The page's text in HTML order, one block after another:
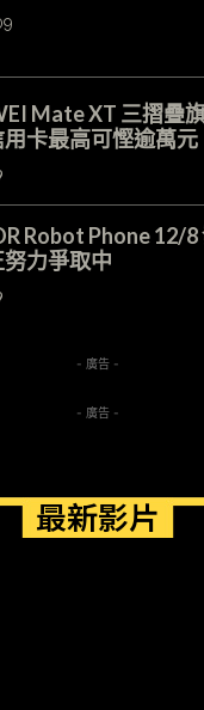
Mate XT 三摺疊
卡最高可慳逾萬元
Robot Phone 12/
力爭取中
- 廣告 -
- 廣告 -
最新影片